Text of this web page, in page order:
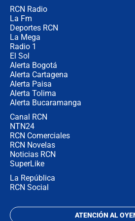
RCN Radio
La Fm
Deportes RCN
La Mega
Radio 1
El Sol
Alerta Bogotá
Alerta Cartagena
Alerta Paisa
Alerta Tolima
Alerta Bucaramanga
Canal RCN
NTN24
RCN Comerciales
RCN Novelas
Noticias RCN
SuperLike
La República
RCN Social
ATENCIÓN AL